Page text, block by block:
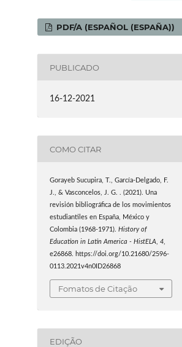
PDF/A (ESPAÑOL (ESPAÑA))
PUBLICADO
16-12-2021
COMO CITAR
Gorayeb Sucupira, T., García-Delgado, F.
J., & Vasconcelos, J. G. . (2021). Una
revisión bibliográfica de los movimientos
estudiantiles en España, México y
Colombia (1968-1971).History of
Education in Latin America - HistELA,4,
e26868. https://doi.org/10.21680/2596-
0113.2021v4n0ID26868
Fomatos de Citação
EDIÇÃO